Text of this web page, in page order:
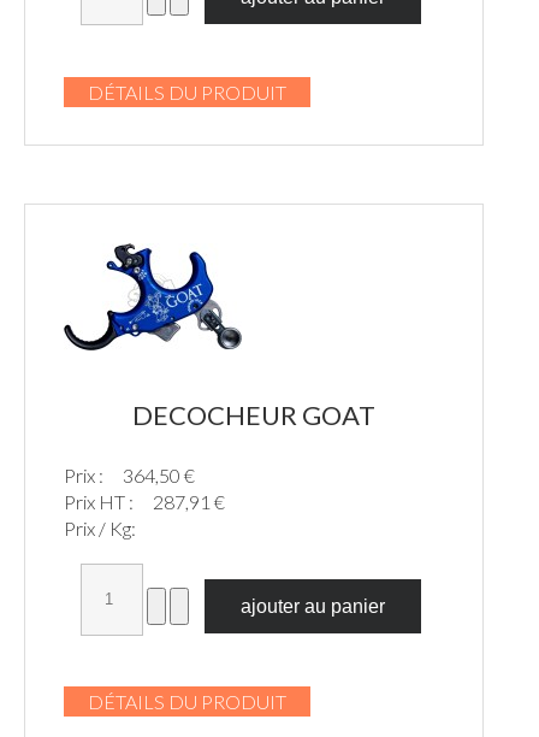
DÉTAILS DU PRODUIT
DECOCHEUR GOAT
Prix :
364,50 €
Prix HT :
287,91 €
Prix / Kg:
DÉTAILS DU PRODUIT